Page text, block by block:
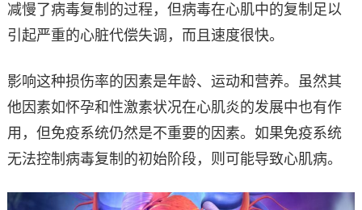
减慢了病毒复制的过程，但病毒在心肌中的复制足以
引起严重的心脏代偿失调，而且速度很快。
影响这种损伤率的因素是年龄、运动和营养。虽然其
他因素如怀孕和性激素状况在心肌炎的发展中也有作
用，但免疫系统仍然是不重要的因素。如果免疫系统
无法控制病毒复制的初始阶段，则可能导致心肌病。